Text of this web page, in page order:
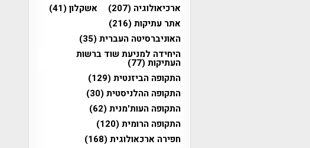
ארכיאולוגיה (207) אשקלון(41)
אתר עתיקות(216)
האוניברסיטה העברית(35)
היחידה למניעת שוד ברשות
העתיקות(77)
התקופה הביזנטית(129)
התקופה ההלניסטית(30)
התקופה העות'מנית(62)
התקופה הרומית(120)
חפירה ארכאולוגית(168)